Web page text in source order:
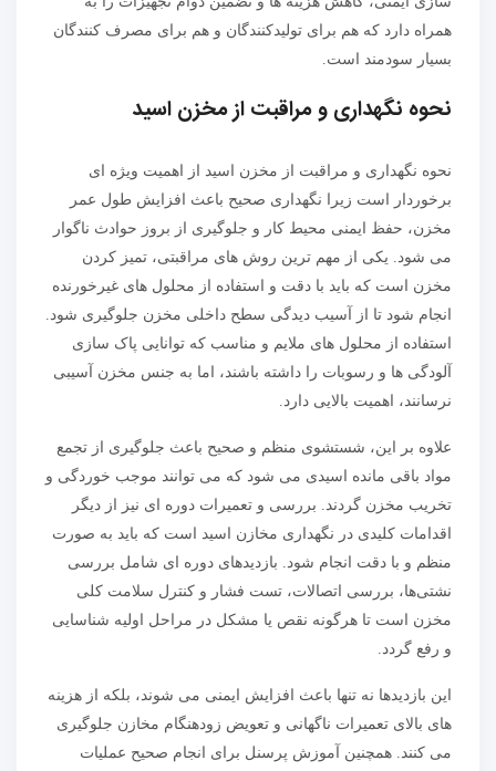
همراه دارد که هم برای تولیدکنندگان و هم برای مصرف کنندگان
بسیار سودمند است.
نحوه نگهداری و مراقبت از مخزن اسید
نحوه نگهداری و مراقبت از مخزن اسید از اهمیت ویژه ای
برخوردار است زیرا نگهداری صحیح باعث افزایش طول عمر
مخزن، حفظ ایمنی محیط کار و جلوگیری از بروز حوادث ناگوار
می شود. یکی از مهم ترین روش های مراقبتی، تمیز کردن
مخزن است که باید با دقت و استفاده از محلول های غیرخورنده
انجام شود تا از آسیب دیدگی سطح داخلی مخزن جلوگیری شود.
استفاده از محلول های ملایم و مناسب که توانایی پاک سازی
آلودگی ها و رسوبات را داشته باشند، اما به جنس مخزن آسیبی
نرسانند، اهمیت بالایی دارد.
علاوه بر این، شستشوی منظم و صحیح باعث جلوگیری از تجمع
مواد باقی مانده اسیدی می شود که می توانند موجب خوردگی و
تخریب مخزن گردند. بررسی و تعمیرات دوره ای نیز از دیگر
اقدامات کلیدی در نگهداری مخازن اسید است که باید به صورت
منظم و با دقت انجام شود. بازدیدهای دوره ای شامل بررسی
نشتی‌ها، بررسی اتصالات، تست فشار و کنترل سلامت کلی
مخزن است تا هرگونه نقص یا مشکل در مراحل اولیه شناسایی
و رفع گردد.
این بازدیدها نه تنها باعث افزایش ایمنی می شوند، بلکه از هزینه
های بالای تعمیرات ناگهانی و تعویض زودهنگام مخازن جلوگیری
می کنند. همچنین آموزش پرسنل برای انجام صحیح عملیات